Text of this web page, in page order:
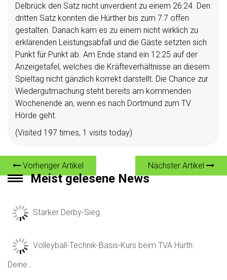
Delbrück den Satz nicht unverdient zu einem 26:24. Den
dritten Satz konnten die Hürther bis zum 7:7 offen
gestalten. Danach kam es zu einem nicht wirklich zu
erklärenden Leistungsabfall und die Gäste setzten sich
Punkt für Punkt ab. Am Ende stand ein 12:25 auf der
Anzeigetafel, welches die Kräfteverhältnisse an diesem
Spieltag nicht gänzlich korrekt darstellt. Die Chance zur
Wiedergutmachung steht bereits am kommenden
Wochenende an, wenn es nach Dortmund zum TV
Hörde geht.
(Visited 197 times, 1 visits today)
Vorheriger Artikel Nächster Artikel
Meist gelesene News
Starker Derby-Sieg
Volleyball-Technik-Basis-Kurs beim TVA Hürth:
Deine…